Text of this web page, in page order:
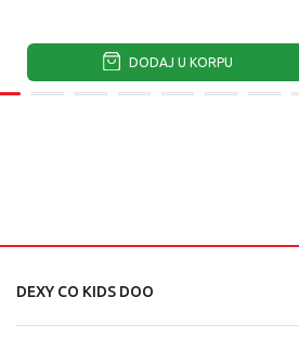
DODAJ U KORPU
DEXY CO KIDS DOO